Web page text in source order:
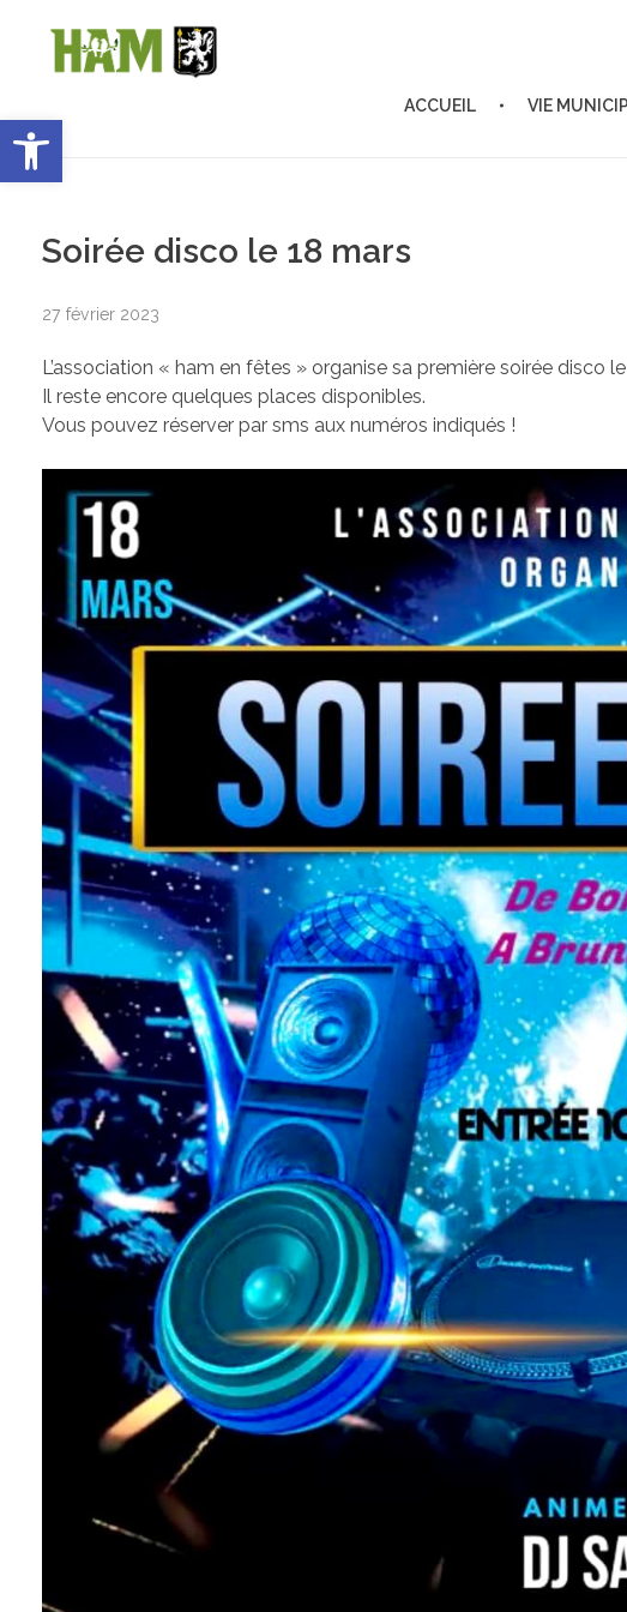
Ouvrir la barre d’outils
ACCUEIL VIE
Soirée disco le 18 mars
27 février 2023
L’association « ham en fêtes » organise sa première soirée disco
Il reste encore quelques places disponibles.
Vous pouvez réserver par sms aux numéros indiqués !